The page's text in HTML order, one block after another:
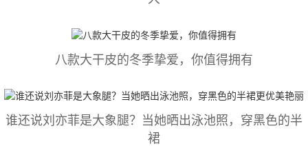
八款大干皮的冬季挚爱，你值得拥有
谁还说刘亦菲是大象腿？当她晒出泳池照，穿黑色的半
裙